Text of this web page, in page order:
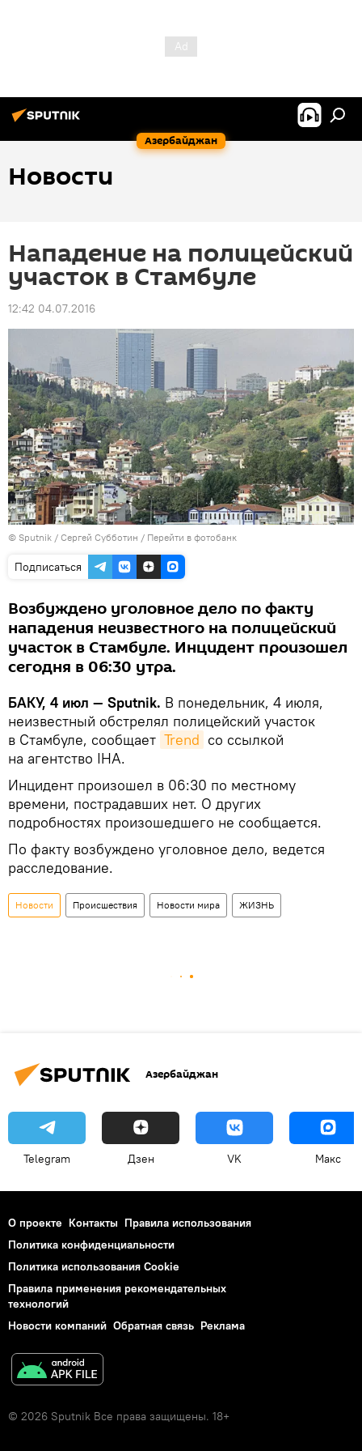
Азербайджан
Новости
Нападение на полицейский
участок в Стамбуле
12:42 04.07.2016
© Sputnik / Сергей Субботин / Перейти в фотобанк
Подписаться
Возбуждено уголовное дело по факту
нападения неизвестного на полицейский
участок в Стамбуле. Инцидент произошел
сегодня в 06:30 утра.
БАКУ, 4 июл — Sputnik. В понедельник, 4 июля,
неизвестный обстрелял полицейский участок
в Стамбуле, сообщает Trend со ссылкой
на агентство IHA.
Инцидент произошел в 06:30 по местному
времени, пострадавших нет. О других
подробностях произошедшего не сообщается.
По факту возбуждено уголовное дело, ведется
расследование.
Новости Происшествия Новости мира ЖИЗНЬ
Азербайджан
Telegram Дзен VK Макс
О проекте Контакты Правила использования
Политика конфиденциальности
Политика использования Cookie
Правила применения рекомендательных
технологий
Новости компаний Обратная связь Реклама
© 2026 Sputnik Все права защищены. 18+